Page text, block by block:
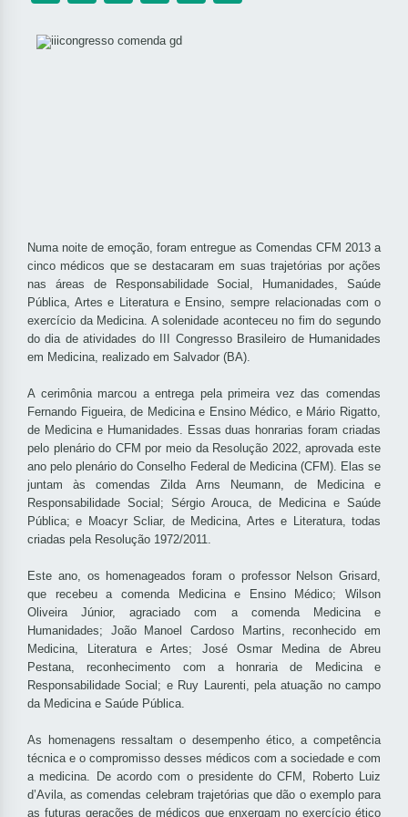
Numa noite de emoção, foram entregue as Comendas CFM 2013 a
cinco médicos que se destacaram em suas trajetórias por ações
nas áreas de Responsabilidade Social, Humanidades, Saúde
Pública, Artes e Literatura e Ensino, sempre relacionadas com o
exercício da Medicina. A solenidade aconteceu no fim do segundo
do dia de atividades do III Congresso Brasileiro de Humanidades
em Medicina, realizado em Salvador (BA).
A cerimônia marcou a entrega pela primeira vez das comendas
Fernando Figueira, de Medicina e Ensino Médico, e Mário Rigatto,
de Medicina e Humanidades. Essas duas honrarias foram criadas
pelo plenário do CFM por meio da Resolução 2022, aprovada este
ano pelo plenário do Conselho Federal de Medicina (CFM). Elas se
juntam às comendas Zilda Arns Neumann, de Medicina e
Responsabilidade Social; Sérgio Arouca, de Medicina e Saúde
Pública; e Moacyr Scliar, de Medicina, Artes e Literatura, todas
criadas pela Resolução 1972/2011.
Este ano, os homenageados foram o professor Nelson Grisard,
que recebeu a comenda Medicina e Ensino Médico; Wilson
Oliveira Júnior, agraciado com a comenda Medicina e
Humanidades; João Manoel Cardoso Martins, reconhecido em
Medicina, Literatura e Artes; José Osmar Medina de Abreu
Pestana, reconhecimento com a honraria de Medicina e
Responsabilidade Social; e Ruy Laurenti, pela atuação no campo
da Medicina e Saúde Pública.
As homenagens ressaltam o desempenho ético, a competência
técnica e o compromisso desses médicos com a sociedade e com
a medicina. De acordo com o presidente do CFM, Roberto Luiz
d’Avila, as comendas celebram trajetórias que dão o exemplo para
as futuras gerações de médicos que enxergam no exercício ético